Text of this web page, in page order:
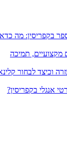
בקפריסין: מה כדאי
תמיכה
וכיצד לבחור קלינאי
אנגלי בקפריסין?